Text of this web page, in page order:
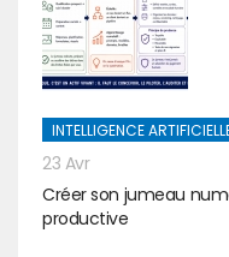
INTELLIGENCE
23 Avr
Créer son jumeau
productive